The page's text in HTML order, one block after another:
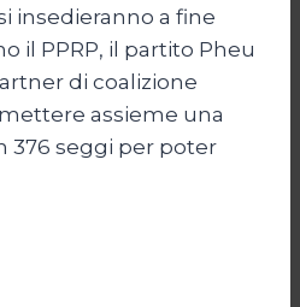
insedieranno a fine
il PPRP, il partito Pheu
di coalizione
assieme una
376 seggi per poter